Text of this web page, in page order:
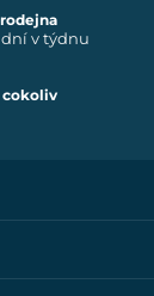
v týdnu
cokoliv